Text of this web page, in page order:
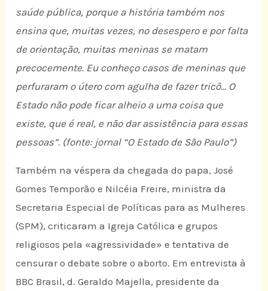
saúde pública, porque a história também nos
ensina que, muitas vezes, no desespero e por falta
de orientação, muitas meninas se matam
precocemente. Eu conheço casos de meninas que
perfuraram o útero com agulha de fazer tricô… O
Estado não pode ficar alheio a uma coisa que
existe, que é real, e não dar assistência para essas
pessoas”. (fonte: jornal “O Estado de São Paulo”)
Também na véspera da chegada do papa, José
Gomes Temporão e Nilcéia Freire, ministra da
Secretaria Especial de Políticas para as Mulheres
(SPM), criticaram a Igreja Católica e grupos
religiosos pela «agressividade» e tentativa de
censurar o debate sobre o aborto. Em entrevista à
BBC Brasil, d. Geraldo Majella, presidente da